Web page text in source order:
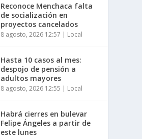
Reconoce Menchaca falta
de socialización en
proyectos cancelados
8 agosto, 2026 12:57 | Local
Hasta 10 casos al mes:
despojo de pensión a
adultos mayores
8 agosto, 2026 12:55 | Local
Habrá cierres en bulevar
Felipe Ángeles a partir de
este lunes